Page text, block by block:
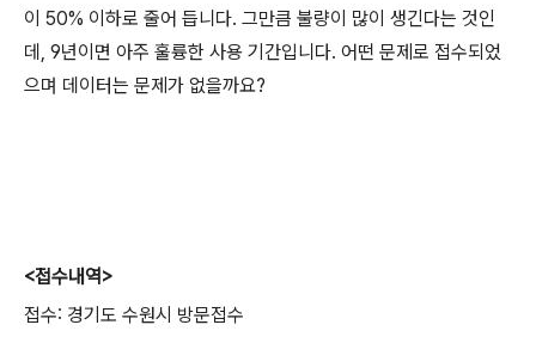
이 50% 이하로 줄어 듭니다. 그만큼 불량이 많이 생긴다는 것인
데, 9년이면 아주 훌륭한 사용 기간입니다. 어떤 문제로 접수되었
으며 데이터는 문제가 없을까요?
<접수내역>
접수: 경기도 수원시 방문접수